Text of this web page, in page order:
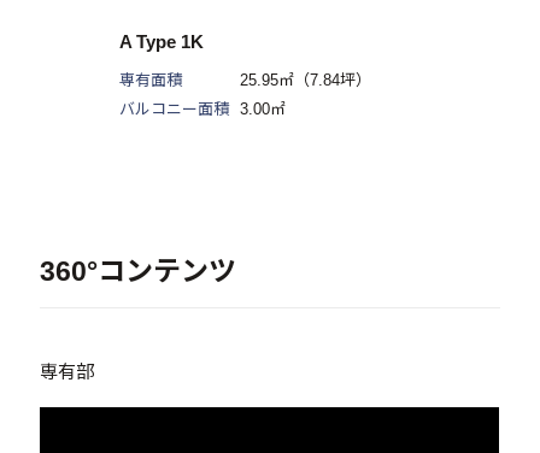
A Type 1K
専有面積
25.95㎡（7.84坪）
バルコニー面積
3.00㎡
360°コンテンツ
専有部